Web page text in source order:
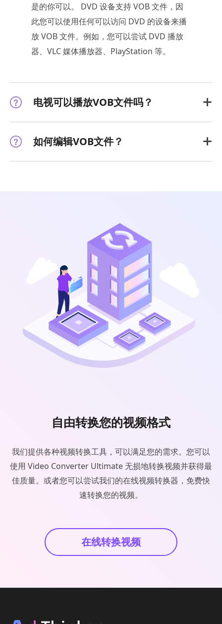
是的你可以。 DVD 设备支持 VOB 文件，因
此您可以使用任何可以访问 DVD 的设备来播
放 VOB 文件。例如，您可以尝试 DVD 播放
器、VLC 媒体播放器、PlayStation 等。
电视可以播放VOB文件吗？
如何编辑VOB文件？
自由转换您的视频格式
我们提供各种视频转换工具，可以满足您的需求。您可以
使用 Video Converter Ultimate 无损地转换视频并获得最
佳质量。或者您可以尝试我们的在线视频转换器，免费快
速转换您的视频。
在线转换视频